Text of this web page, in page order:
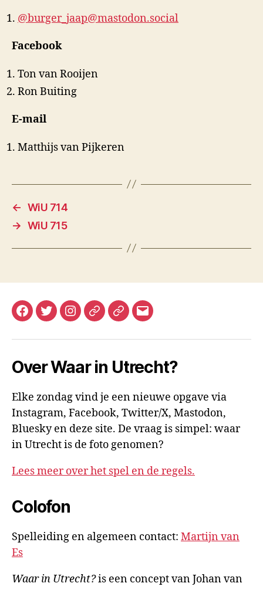
@burger_jaap@mastodon.social
Facebook
Ton van Rooijen
Ron Buiting
E-mail
Matthijs van Pijkeren
← WiU 714
→ WiU 715
Facebook
TwitterInstagramMastodon
Bluesky
E-
Over Waar in Utrecht?
Elke zondag vind je een nieuwe opgave via
Instagram, Facebook, Twitter/X, Mastodon,
Bluesky en deze site. De vraag is simpel: waar
in Utrecht is de foto genomen?
Lees meer over het spel en de regels.
Colofon
Spelleiding en algemeen contact: Martijn van
Es
Waar in Utrecht?is een concept van Johan van